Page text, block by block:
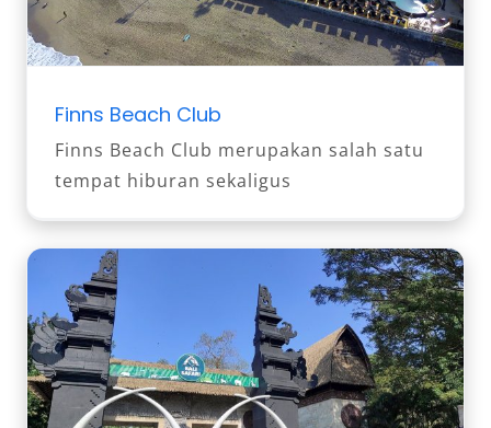
Finns Beach Club
Finns Beach Club merupakan salah satu
tempat hiburan sekaligus